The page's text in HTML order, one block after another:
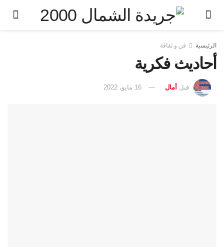
الرئيسية فن و ثقافة
أحاديث فكرية
قبل أمال 16 مايو، 2022